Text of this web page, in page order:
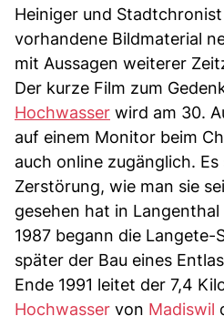
Heiniger und
vorhandene Bildmaterial
mit Aussagen weiterer
Der kurze Film zum
Hochwasser wird am 30.
auf einem Monitor beim
auch online zugänglich.
Zerstörung, wie man sie
gesehen hat in
1987 begann die Langete-
später der Bau eines
Ende 1991 leitet der 7,4
Hochwasser von Madiswil